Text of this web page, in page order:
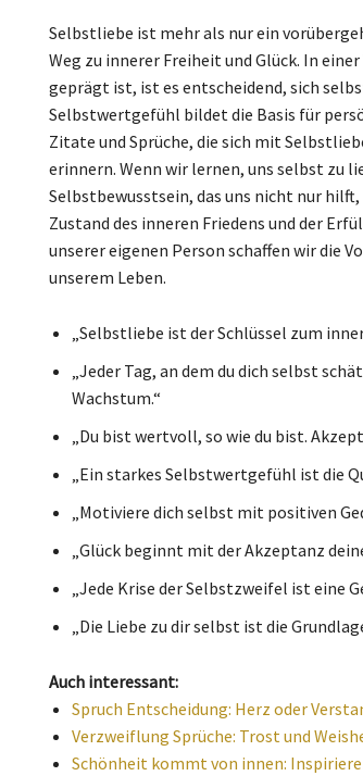
Selbstliebe ist mehr als nur ein
Weg zu innerer Freiheit und Glück. In
geprägt ist, ist es entscheidend, sich
Selbstwertgefühl bildet die Basis für
Zitate und Sprüche, die sich mit
erinnern. Wenn wir lernen, uns selbst zu
Selbstbewusstsein, das uns nicht nur
Zustand des inneren Friedens und der
unserer eigenen Person schaffen wir die
unserem Leben.
„Selbstliebe ist der Schlüssel zum
„Jeder Tag, an dem du dich selbst
Wachstum.“
„Du bist wertvoll, so wie du bist.
„Ein starkes Selbstwertgefühl ist die
„Motiviere dich selbst mit positiven
„Glück beginnt mit der Akzeptanz
„Jede Krise der Selbstzweifel ist eine
„Die Liebe zu dir selbst ist die
Auch interessant:
Spruch Entscheidung: Herz oder
Verzweiflung Sprüche: Trost und
Schönheit kommt von innen: